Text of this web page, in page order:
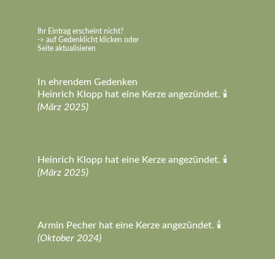
Ihr Eintrag erscheint nicht?
-> auf Gedenklicht klicken oder
Seite aktualisieren
In ehrendem Gedenken
Heinrich Klopp hat eine Kerze angezündet. 🕯️
(März 2025)
Heinrich Klopp hat eine Kerze angezündet. 🕯️
(März 2025)
Armin Pecher hat eine Kerze angezündet. 🕯️
(Oktober 2024)